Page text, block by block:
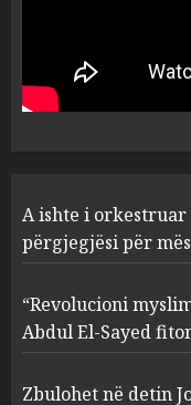
1
2
A ishte i
përgjegjësi për
“Revolucioni
Abdul El-Sayed
Zbulohet në detin